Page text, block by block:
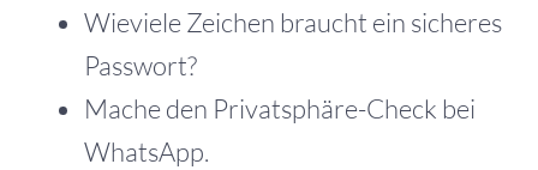
Wieviele Zeichen braucht ein sicheres
Passwort?
Mache den Privatsphäre-Check bei
WhatsApp.